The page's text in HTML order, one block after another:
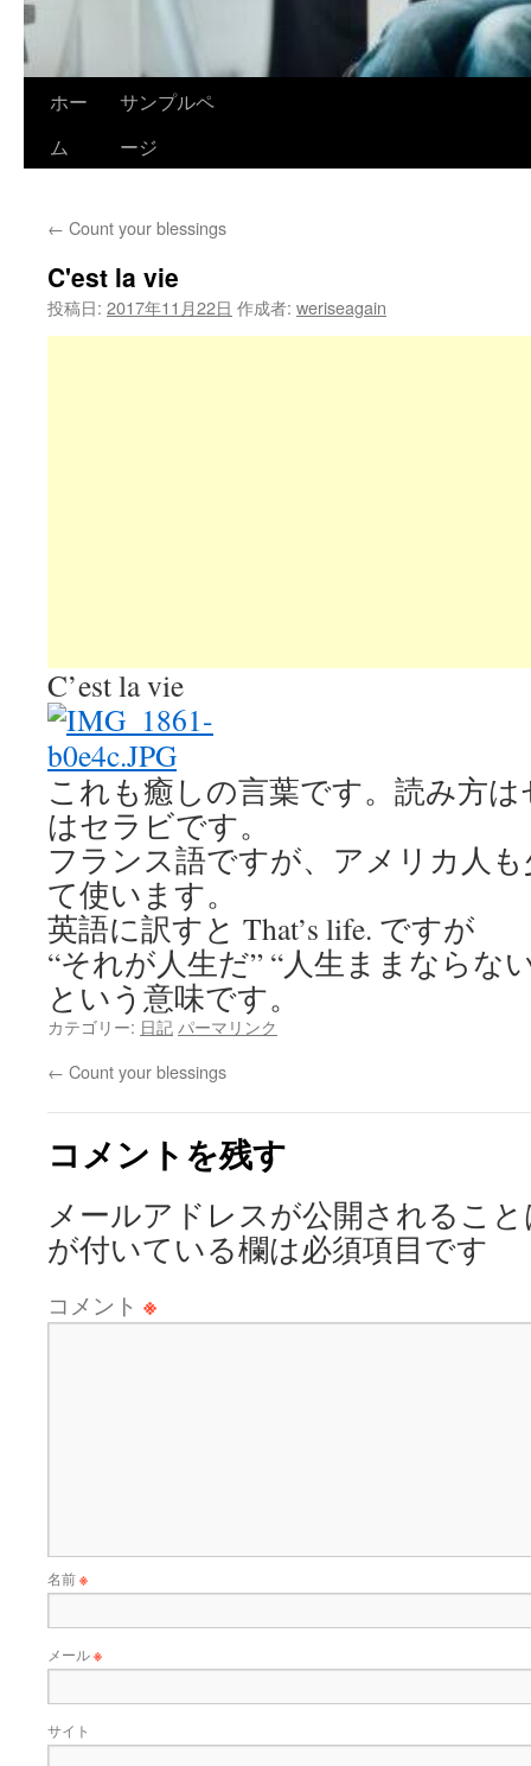
ホー
ム
サンプルペ
ージ
← Count your blessings
C'est la vie
投稿日: 2017年11月22日 作成者: weriseagain
C’est la vie
これも癒しの言葉です。読み方
はセラビです。
フランス語ですが、アメリカ人
て使います。
英語に訳すと That’s life. ですが
“それが人生だ” “人生ままならな
という意味です。
カテゴリー: 日記 パーマリンク
← Count your blessings
コメントを残す
メールアドレスが公開されるこ
が付いている欄は必須項目です
コメント ※
名前※
メール※
サイト